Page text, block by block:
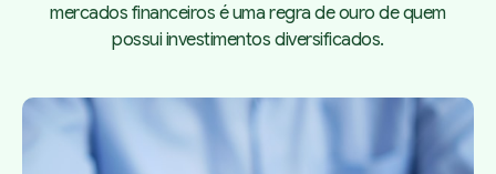
mercados financeiros é uma regra de ouro de quem
possui investimentos diversificados.